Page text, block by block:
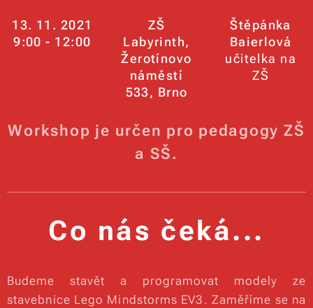
13. 11. 2021
9:00 - 12:00
ZŠ
Labyrinth,
Žerotínovo
náměstí
533, Brno
Štěpánka
Baierlová
učitelka na
ZŠ
Workshop je určen pro pedagogy ZŠ
a SŠ.
Co nás čeká...
Budeme stavět a programovat modely ze
stavebnice Lego Mindstorms EV3. Zaměříme se na